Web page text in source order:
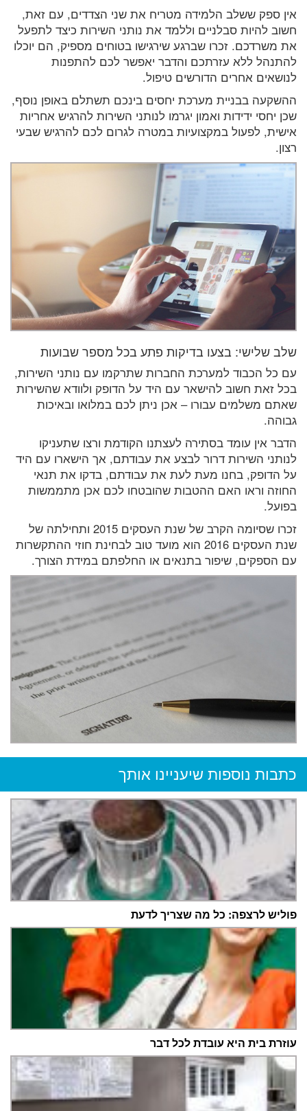
אין ספק ששלב הלמידה מטריח את שני הצדדים, עם זאת,
חשוב להיות סבלניים וללמד את נותני השירות כיצד לתפעל
את משרדכם. זכרו שברגע שירגישו בטוחים מספיק, הם יוכלו
להתנהל ללא עזרתכם והדבר יאפשר לכם להתפנות
לנושאים אחרים הדורשים טיפול.
ההשקעה בבניית מערכת יחסים בינכם תשתלם באופן נוסף,
שכן יחסי ידידות ואמון יגרמו לנותני השירות להרגיש אחריות
אישית, לפעול במקצועיות במטרה לגרום לכם להרגיש שבעי
רצון.
שלב שלישי: בצעו בדיקות פתע בכל מספר שבועות
עם כל הכבוד למערכת החברות שתרקמו עם נותני השירות,
בכל זאת חשוב להישאר עם היד על הדופק ולוודא שהשירות
שאתם משלמים עבורו – אכן ניתן לכם במלואו ובאיכות
גבוהה.
הדבר אין עומד בסתירה לעצתנו הקודמת ורצו שתעניקו
לנותני השירות דרור לבצע את עבודתם, אך הישארו עם היד
על הדופק, בחנו מעת לעת את עבודתם, בדקו את תנאי
החוזה וראו האם ההטבות שהובטחו לכם אכן מתממשות
בפועל.
זכרו שסיומה הקרב של שנת העסקים 2015 ותחילתה של
שנת העסקים 2016 הוא מועד טוב לבחינת חוזי ההתקשרות
עם הספקים, שיפור בתנאים או החלפתם במידת הצורך.
כתבות נוספות שיעניינו אותך
פוליש לרצפה: כל מה שצריך לדעת
עוזרת בית היא עובדת לכל דבר